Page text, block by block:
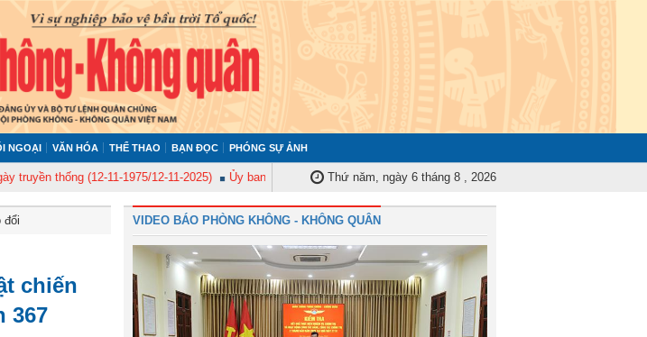
NGOẠI VĂN HÓA THỂ THAO BẠN ĐỌC PHÓNG SỰ ẢNH
thống (12-11-1975/12-11-2025) Ủy ban Kiểm tra Quân ủy Trung ương tập huấn nghiệp vụ công tác kiểm tra, giám sát
Thứ năm, ngày 6 tháng 8 , 2026
đổi
chiến
367
VIDEO BÁO PHÒNG KHÔNG - KHÔNG QUÂN